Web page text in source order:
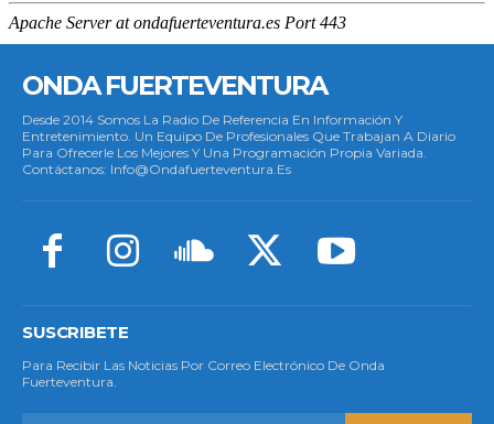
ONDA FUERTEVENTURA
Desde 2014 Somos La Radio De Referencia En Información Y
Entretenimiento. Un Equipo De Profesionales Que Trabajan A Diario
Para Ofrecerle Los Mejores Y Una Programación Propia Variada.
Contáctanos: Info@ondafuerteventura.es
SUSCRIBETE
Para Recibir Las Noticias Por Correo Electrónico De Onda
Fuerteventura.